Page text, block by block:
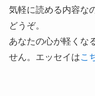
気軽に読める内容な
どうぞ。
あなたの心が軽くな
せん。エッセイはこ